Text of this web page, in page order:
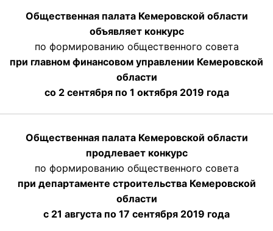
Общественная палата Кемеровской области
объявляет конкурс
по формированию общественного совета
при главном финансовом управлении Кемеровской
области
со 2 сентября по 1 октября 2019 года
Общественная палата Кемеровской области
продлевает конкурс
по формированию общественного совета
при департаменте строительства Кемеровской
области
с 21 августа по 17 сентября 2019 года